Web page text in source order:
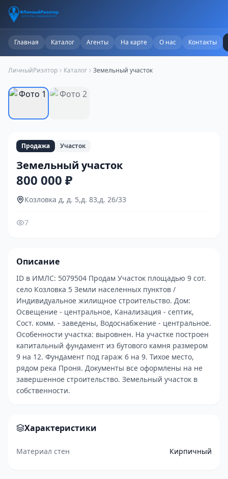
Главная Каталог Агенты На карте О нас Контакты
ЛичныйРиэлтор Каталог Земельный участок
Продажа Участок
Земельный участок
800 000 ₽
Козловка д, д. 5,д. 83,д. 26/33
7
Описание
ID в ИМЛС: 5079504 Продам Участок площадью 9 сот.
село Козловка 5 Земли населенных пунктов /
Индивидуальное жилищное строительство. Дом:
Освещение - центральное, Канализация - септик,
Сост. комм. - заведены, Водоснабжение - центральное.
Особенности участка: выровнен. На участке построен
капитальный фундамент из бутового камня размером
9 на 12. Фундамент под гараж 6 на 9. Тихое место,
рядом река Проня. Документы все оформлены на не
завершенное строительство. Земельный участок в
собственности.
Характеристики
Материал стен Кирпичный